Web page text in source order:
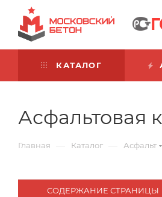
КАТАЛОГ
Асфальтовая
Главная — Каталог — Асфальт
СОДЕРЖАНИЕ СТРАНИЦЫ